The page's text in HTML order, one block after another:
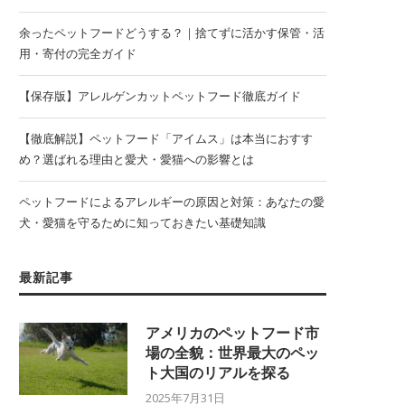
余ったペットフードどうする？｜捨てずに活かす保管・活
用・寄付の完全ガイド
【保存版】アレルゲンカットペットフード徹底ガイド
【徹底解説】ペットフード「アイムス」は本当におすす
め？選ばれる理由と愛犬・愛猫への影響とは
ペットフードによるアレルギーの原因と対策：あなたの愛
犬・愛猫を守るために知っておきたい基礎知識
最新記事
アメリカのペットフード市
場の全貌：世界最大のペッ
ト大国のリアルを探る
2025年7月31日